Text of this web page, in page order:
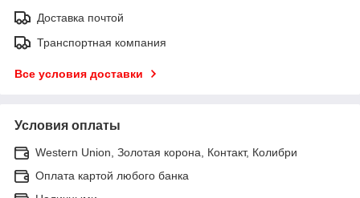
Доставка почтой
Транспортная компания
Все условия доставки
Условия оплаты
Western Union, Золотая корона, Контакт, Колибри
Оплата картой любого банка